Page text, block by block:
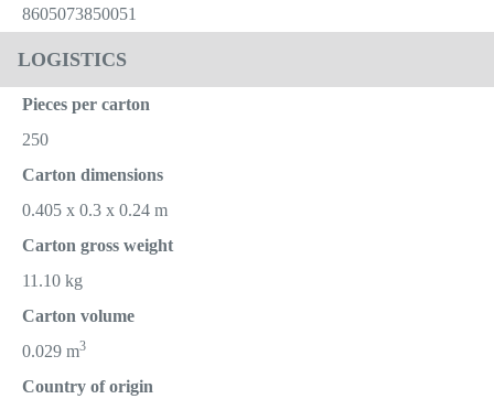
8605073850051
LOGISTICS
Pieces per carton
250
Carton dimensions
0.405 x 0.3 x 0.24 m
Carton gross weight
11.10 kg
Carton volume
0.029 m3
Country of origin